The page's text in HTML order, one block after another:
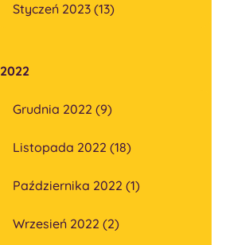
Styczeń 2023 (13)
2022
Grudnia 2022 (9)
Listopada 2022 (18)
Października 2022 (1)
Wrzesień 2022 (2)